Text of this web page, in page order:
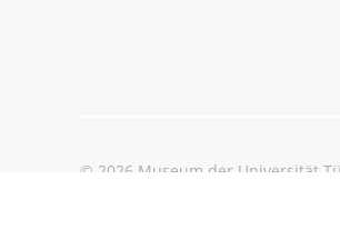
© 2026 Museum der Universität